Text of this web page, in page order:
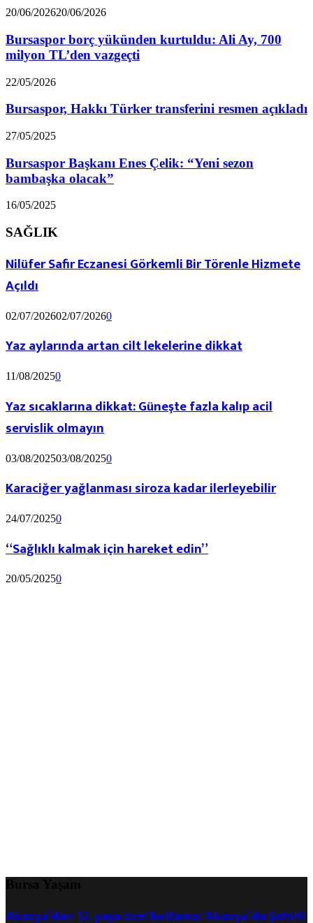
20/06/202620/06/2026
Bursaspor borç yükünden kurtuldu: Ali Ay, 700
milyon TL’den vazgeçti
22/05/2026
Bursaspor, Hakkı Türker transferini resmen açıkladı
27/05/2025
Bursaspor Başkanı Enes Çelik: “Yeni sezon
bambaşka olacak”
16/05/2025
SAĞLIK
Nilüfer Safir Eczanesi Görkemli Bir Törenle Hizmete
Açıldı
02/07/202602/07/20260
Yaz aylarında artan cilt lekelerine dikkat
11/08/20250
Yaz sıcaklarına dikkat: Güneşte fazla kalıp acil
servislik olmayın
03/08/202503/08/20250
Karaciğer yağlanması siroza kadar ilerleyebilir
24/07/20250
“Sağlıklı kalmak için hareket edin”
20/05/20250
Bursa Yaşam
Akasya’dan 12. yaşa özel kutlama: ‘Akasya’da Şehirli